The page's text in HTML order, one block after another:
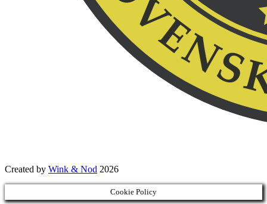
Created by Wink & Nod 2026
Cookie Policy